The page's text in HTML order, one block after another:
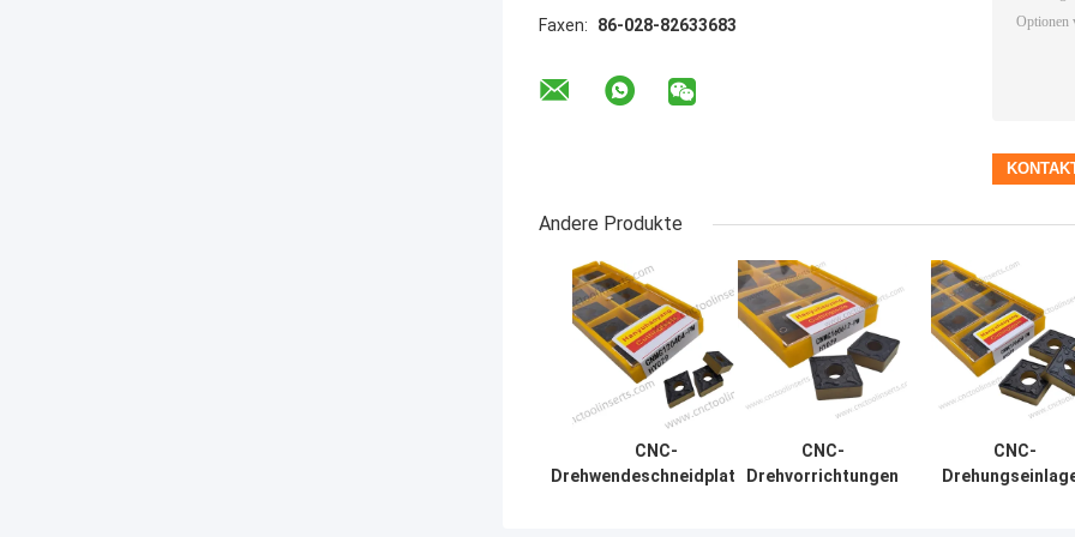
Faxen:
86-028-82633683
Andere Produkte
CNC-
Drehwendeschneidplatten
CNC-
Drehvorrichtungen
CNC-